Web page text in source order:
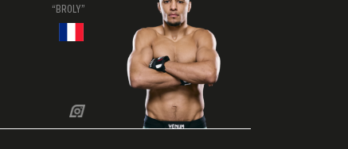
“BROLY”